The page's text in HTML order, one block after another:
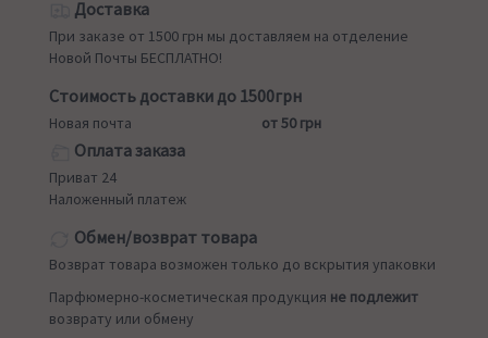
Доставка
При заказе от 1500 грн мы доставляем на отделение
Новой Почты БЕСПЛАТНО!
Стоимость доставки до 1500грн
Новая почта от 50 грн
Оплата заказа
Приват 24
Наложенный платеж
Обмен/возврат товара
Возврат товара возможен только до вскрытия упаковки
Парфюмерно-косметическая продукция не подлежит
возврату или обмену